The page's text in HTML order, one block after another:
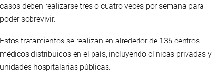
casos deben realizarse tres o cuatro veces por semana para
poder sobrevivir.
Estos tratamientos se realizan en alrededor de 136 centros
médicos distribuidos en el país, incluyendo clínicas privadas y
unidades hospitalarias públicas.